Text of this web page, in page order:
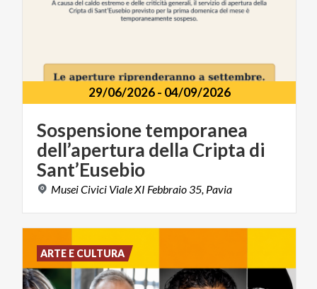
29/06/2026- 04/09/2026
Sospensione temporanea
dell’apertura della Cripta di
Sant’Eusebio
MuseiCivici Viale XI Febbraio35, Pavia
ARTE E CULTURA